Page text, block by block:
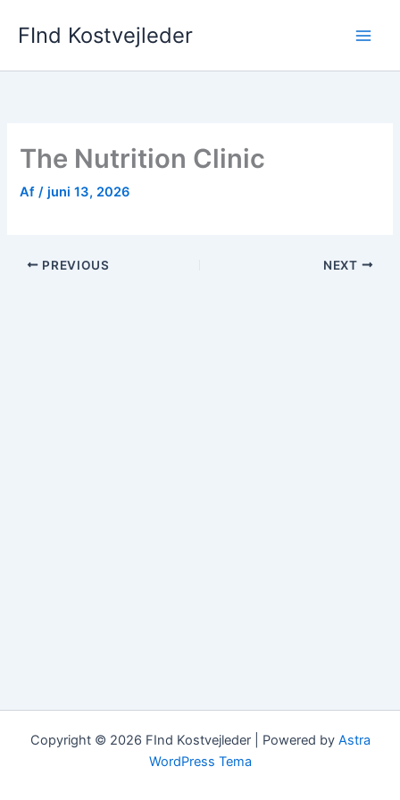
FInd Kostvejleder
The Nutrition Clinic
Af/ juni 13, 2026
PREVIOUS NEXT
Copyright © 2026 FInd Kostvejleder | Powered by Astra
WordPress Tema